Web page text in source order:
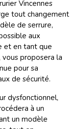
Vincennes
tout changement
de serrure,
aux
et en tant que
proposera la
pour sa
de sécurité.
dysfonctionnel,
à un
un modèle